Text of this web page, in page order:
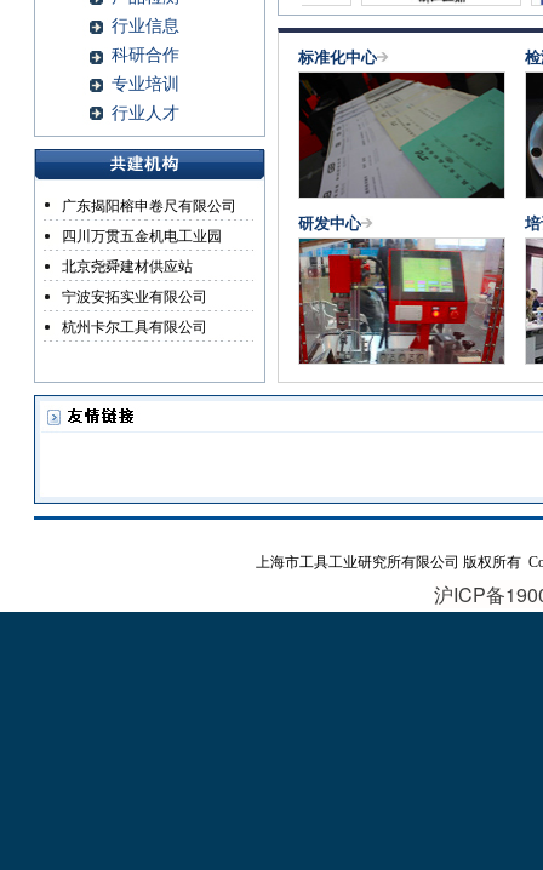
行业信息
科研合作
专业培训
行业人才
广东揭阳榕申卷尺有限公司
四川万贯五金机电工业园
北京尧舜建材供应站
宁波安拓实业有限公司
杭州卡尔工具有限公司
标准化中心
研发中心 培
上海市工具工业研究所有限公司 版权所有
沪ICP备